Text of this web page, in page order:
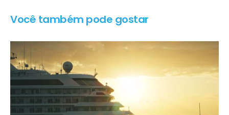
Você também pode gostar